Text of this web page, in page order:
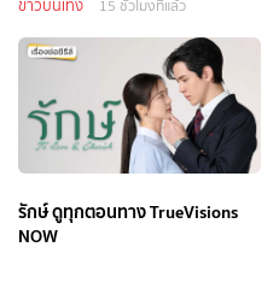
ข่าวบันเทิง 15 ชั่วโมงที่แล้ว
รักษ์ ดูทุกตอนทาง TrueVisions
NOW